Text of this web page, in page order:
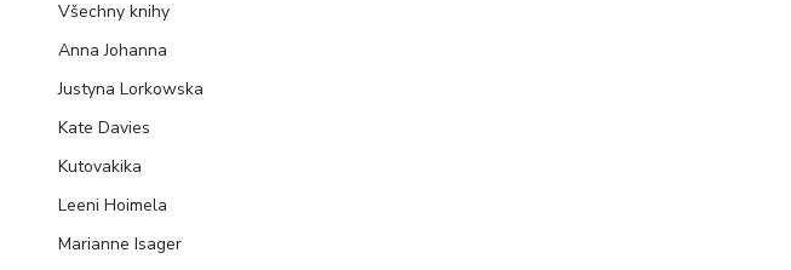
Všechny knihy
Anna Johanna
Justyna Lorkowska
Kate Davies
Kutovakika
Leeni Hoimela
Marianne Isager